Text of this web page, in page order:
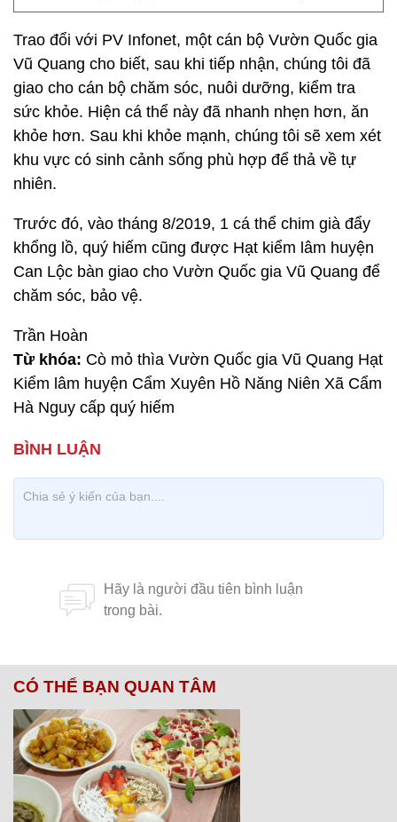
Trao đổi với PV Infonet, một cán bộ Vườn Quốc gia
Vũ Quang cho biết, sau khi tiếp nhận, chúng tôi đã
giao cho cán bộ chăm sóc, nuôi dưỡng, kiểm tra
sức khỏe. Hiện cá thể này đã nhanh nhẹn hơn, ăn
khỏe hơn. Sau khi khỏe mạnh, chúng tôi sẽ xem xét
khu vực có sinh cảnh sống phù hợp để thả về tự
nhiên.
Trước đó, vào tháng 8/2019, 1 cá thể chim già đẩy
khổng lồ, quý hiếm cũng được Hạt kiểm lâm huyện
Can Lộc bàn giao cho Vườn Quốc gia Vũ Quang để
chăm sóc, bảo vệ.
Trần Hoàn
Từ khóa: Cò mỏ thìa Vườn Quốc gia Vũ Quang Hạt
Kiểm lâm huyện Cẩm Xuyên Hồ Năng Niên Xã Cẩm
Hà Nguy cấp quý hiếm
CÓ THỂ BẠN QUAN TÂM